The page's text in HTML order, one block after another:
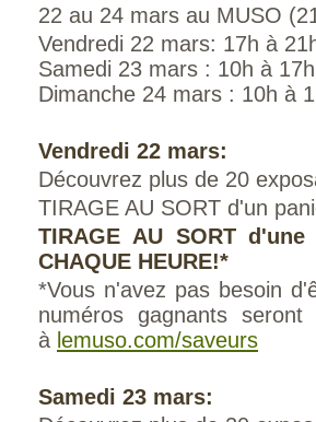
22 au 24 mars au MUSO
Vendredi 22 mars: 17h à
Samedi 23 mars : 10h à 17h
Dimanche 24 mars : 10h à
Vendredi 22 mars:
Découvrez plus de 20
TIRAGE AU SORT d'un
TIRAGE AU SORT d'une
CHAQUE HEURE!*
*Vous n'avez pas besoin
numéros gagnants
à lemuso.com/saveurs
Samedi 23 mars: